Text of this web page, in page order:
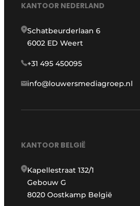
KANTOOR NEDERLAND
Schatbeurderlaan 6
6002 ED Weert
+31 495 450095
info@louwersmediagroep.nl
KANTOOR BELGIË
Kapellestraat 132/1
Gebouw G
8020 Oostkamp België